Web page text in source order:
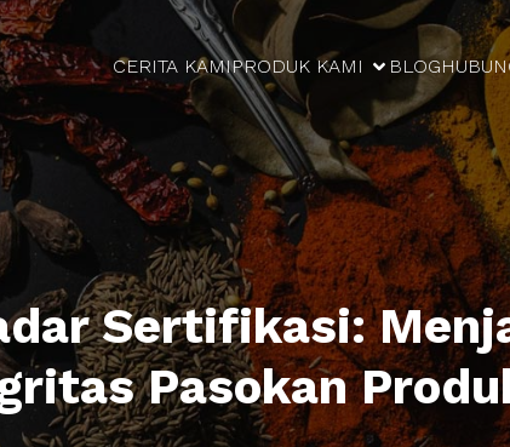
CERITA KAMIPRODUK KAMI BLOG
Sertifikasi:
Pasokan